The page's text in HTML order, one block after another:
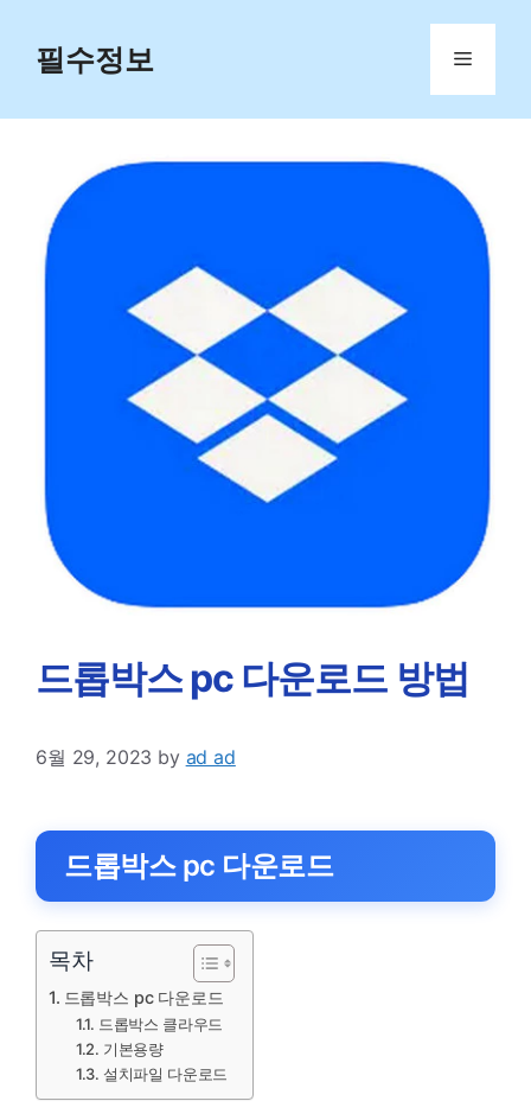
content
필수정보 Menu
드롭박스 pc 다운로드 방법
6월 29, 2023 by ad ad
드롭박스 pc 다운로드
목차
드롭박스 pc 다운로드
드롭박스 클라우드
기본용량
설치파일 다운로드